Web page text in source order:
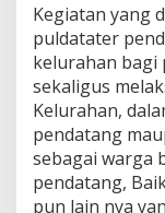
K
a
n
t
o
r
K
l
u
r
Kegiatan yang
puldatater
kelurahan bagi
sekaligus
Kelurahan,
pendatang
sebagai warga
pendatang,
pun lain nya